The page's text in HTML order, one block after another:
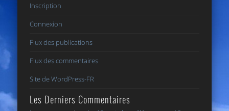
Inscription
Connexion
Flux des publications
Flux des commentaires
Site de WordPress-FR
Les Derniers Commentaires